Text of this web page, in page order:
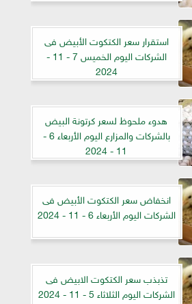
استقرار سعر الكتكوت الأبيض فى
الشركات اليوم الخميس 7 - 11 -
2024
هدوء ملحوظ لسعر كرتونة البيض
بالشركات والمزارع اليوم الأربعاء 6 -
11 - 2024
انخفاض سعر الكتكوت الأبيض فى
الشركات اليوم الأربعاء 6 - 11 - 2024
تذبذب سعر الكتكوت الابيض فى
الشركات اليوم الثلاثاء 5 - 11 - 2024